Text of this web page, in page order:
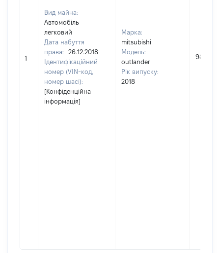
1
Вид майна:
Автомобіль
легковий
Дата набуття
права:
26.12.2018
Ідентифікаційний
номер (VIN-код,
номер шасі):
[Конфіденційна
інформація]
Марка:
mitsubishi
Модель:
outlander
Рік випуску:
2018
980000